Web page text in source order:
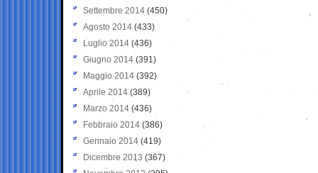
Settembre 2014 (450)
Agosto 2014 (433)
Luglio 2014 (436)
Giugno 2014 (391)
Maggio 2014 (392)
Aprile 2014 (389)
Marzo 2014 (436)
Febbraio 2014 (386)
Gennaio 2014 (419)
Dicembre 2013 (367)